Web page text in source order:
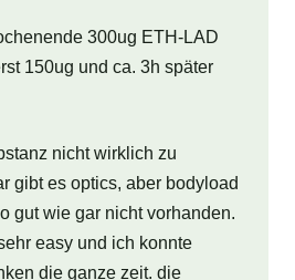
300ug ETH-LAD
150ug und ca. 3h später
nicht wirklich zu
gibt es optics, aber bodyload
gut wie gar nicht vorhanden.
easy und ich konnte
die ganze zeit. die